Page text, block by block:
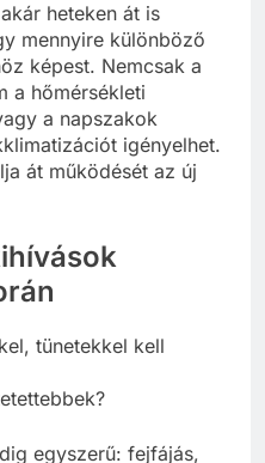
heteken át is
mennyire különböző
képest. Nemcsak a
a hőmérsékleti
a napszakok
igényelhet.
át működését az új
tünetekkel kell
egyszerű: fejfájás,